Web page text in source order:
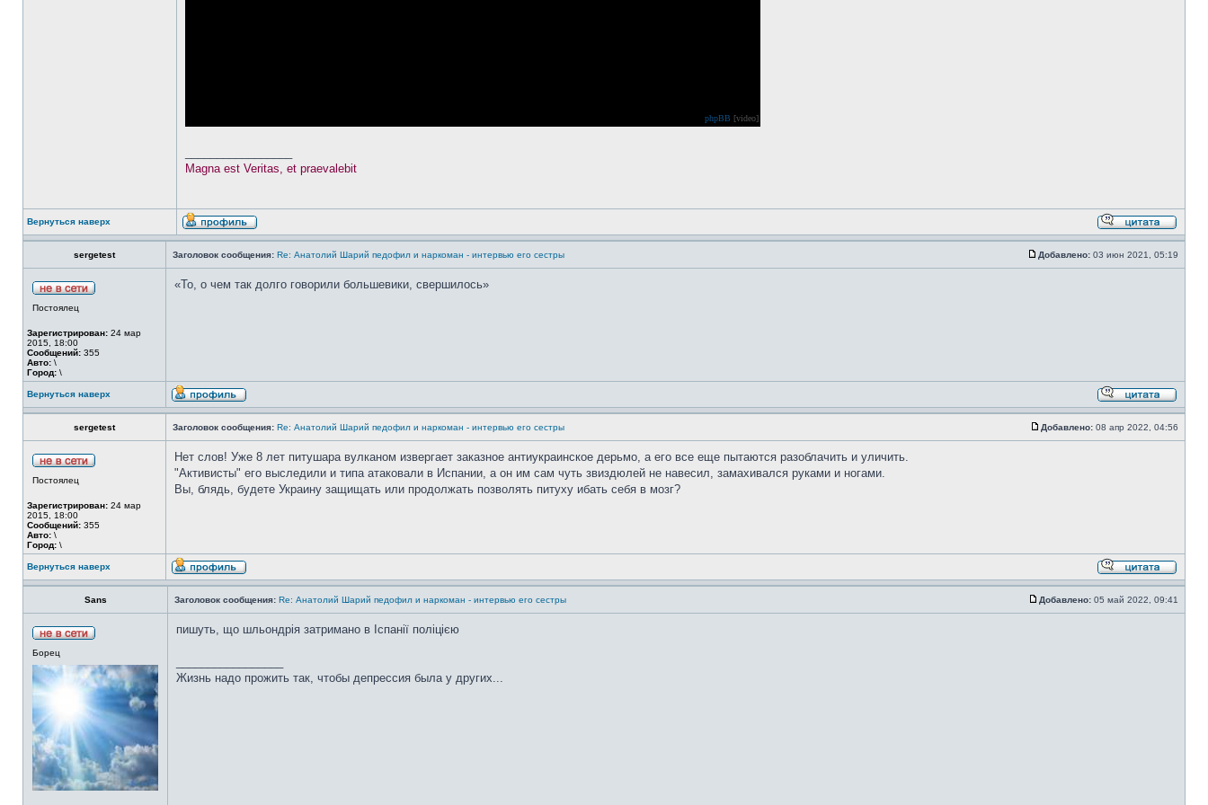
phpBB [video]
Magna est Veritas, et praevalebit
Вернуться наверх
sergetest Заголовок сообщения: Re: Анатолий Шарий педофил и наркоман - интервью его сестры Добавлено: 03 июн 2021, 05:19
Постоялец
Зарегистрирован: 24 мар
2015, 18:00
Сообщений: 355
Авто: \
Город: \
«То, о чем так долго говорили большевики, свершилось»
Вернуться наверх
sergetest Заголовок сообщения: Re: Анатолий Шарий педофил и наркоман - интервью его сестры Добавлено: 08 апр 2022, 04:56
Постоялец
Зарегистрирован: 24 мар
2015, 18:00
Сообщений: 355
Авто: \
Город: \
Нет слов! Уже 8 лет питушара вулканом извергает заказное антиукраинское дерьмо, а его все еще пытаются разоблачить и уличить.
"Активисты" его выследили и типа атаковали в Испании, а он им сам чуть звиздюлей не навесил, замахивался руками и ногами.
Вы, блядь, будете Украину защищать или продолжать позволять питуху ибать себя в мозг?
Вернуться наверх
Sans Заголовок сообщения: Re: Анатолий Шарий педофил и наркоман - интервью его сестры Добавлено: 05 май 2022, 09:41
Борец
пишуть, що шльондрія затримано в Іспанії поліцією
Жизнь надо прожить так, чтобы депрессия была у других...